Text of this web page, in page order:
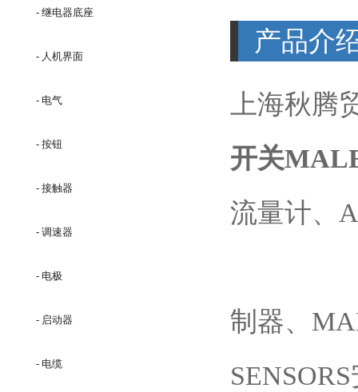
- 继电器底座
- 人机界面
- 电气
- 按钮
- 接触器
- 调速器
- 电极
- 启动器
- 电缆
产品介
上海秋腾
开关
流量计、
制器、